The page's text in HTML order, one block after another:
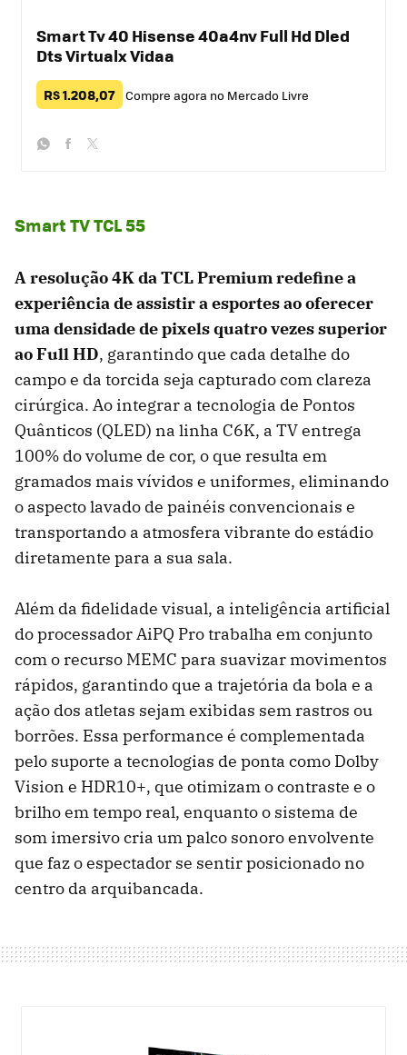
Smart Tv 40 Hisense 40a4nv Full Hd Dled
Dts Virtualx Vidaa
R$ 1.208,07 Compre agora no Mercado Livre
Smart TV TCL 55
A resolução 4K da TCL Premium redefine a
experiência de assistir a esportes ao oferecer
uma densidade de pixels quatro vezes superior
ao Full HD, garantindo que cada detalhe do
campo e da torcida seja capturado com clareza
cirúrgica. Ao integrar a tecnologia de Pontos
Quânticos (QLED) na linha C6K, a TV entrega
100% do volume de cor, o que resulta em
gramados mais vívidos e uniformes, eliminando
o aspecto lavado de painéis convencionais e
transportando a atmosfera vibrante do estádio
diretamente para a sua sala.
Além da fidelidade visual, a inteligência artificial
do processador AiPQ Pro trabalha em conjunto
com o recurso MEMC para suavizar movimentos
rápidos, garantindo que a trajetória da bola e a
ação dos atletas sejam exibidas sem rastros ou
borrões. Essa performance é complementada
pelo suporte a tecnologias de ponta como Dolby
Vision e HDR10+, que otimizam o contraste e o
brilho em tempo real, enquanto o sistema de
som imersivo cria um palco sonoro envolvente
que faz o espectador se sentir posicionado no
centro da arquibancada.